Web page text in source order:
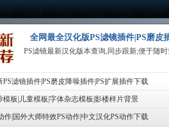
全网最全汉化版PS滤镜插件|PS磨皮
PS滤镜最新汉化版本查询,同步跟新;便于随
PS滤镜插件|PS磨皮降噪插件|PS扩展插件下载
模板|儿童模板|字体杂志模板|影楼样片背景
作|国外大师特效PS动作|中文汉化PS动作下载